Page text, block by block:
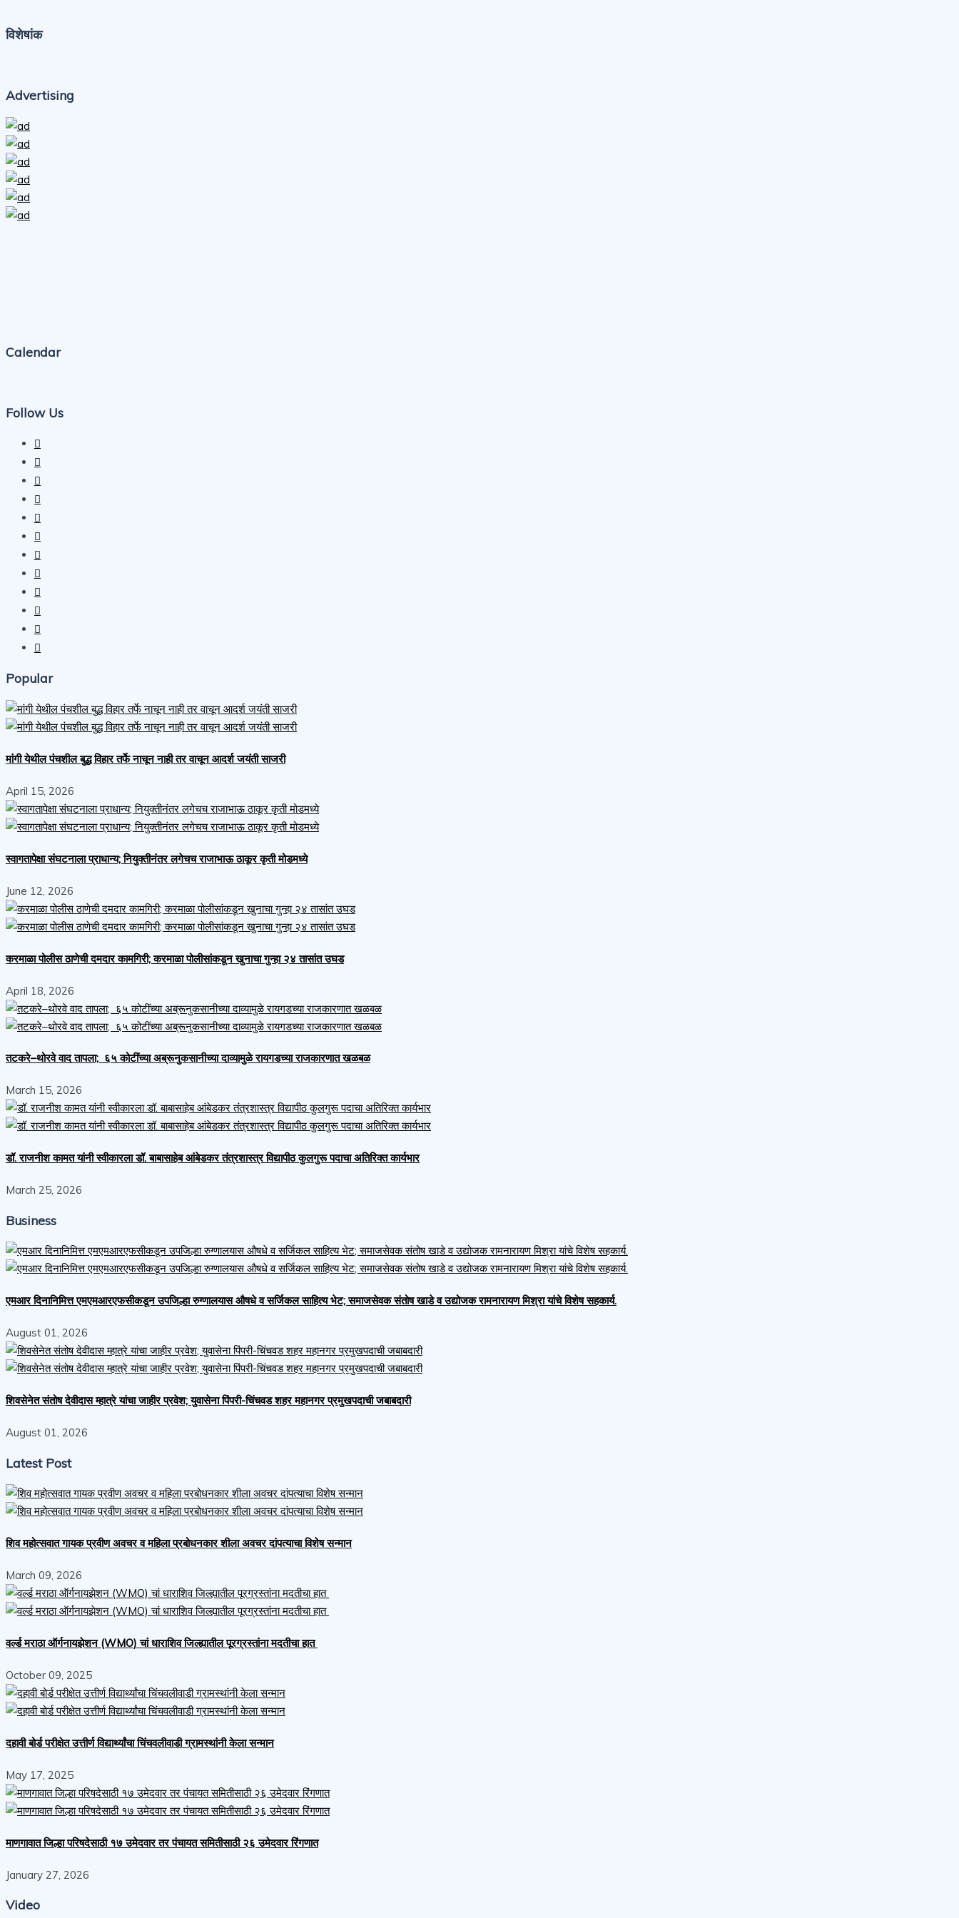
विशेषांक
Advertising
Calendar
Follow Us
Popular
मांगी येथील पंचशील बुद्ध विहार तर्फे नाचून नाही तर वाचून आदर्श जयंती साजरी
April 15, 2026
स्वागतापेक्षा संघटनाला प्राधान्य; नियुक्तीनंतर लगेचच राजाभाऊ ठाकूर कृती मोडमध्ये
June 12, 2026
करमाळा पोलीस ठाणेची दमदार कामगिरी; करमाळा पोलीसांकडून खुनाचा गुन्हा २४ तासांत उघड
April 18, 2026
तटकरे–थोरवे वाद तापला; ६५ कोटींच्या अब्रूनुकसानीच्या दाव्यामुळे रायगडच्या राजकारणात खळबळ
March 15, 2026
डॉ. राजनीश कामत यांनी स्वीकारला डॉ. बाबासाहेब आंबेडकर तंत्रशास्त्र विद्यापीठ कुलगुरू पदाचा अतिरिक्त कार्यभार
March 25, 2026
Business
एमआर दिनानिमित्त एमएमआरएफसीकडून उपजिल्हा रुग्णालयास औषधे व सर्जिकल साहित्य भेट; समाजसेवक संतोष खाडे व उद्योजक रामनारायण मिश्रा यांचे विशेष सहकार्य.
August 01, 2026
शिवसेनेत संतोष देवीदास म्हात्रे यांचा जाहीर प्रवेश; युवासेना पिंपरी-चिंचवड शहर महानगर प्रमुखपदाची जबाबदारी
August 01, 2026
Latest Post
शिव महोत्सवात गायक प्रवीण अवचर व महिला प्रबोधनकार शीला अवचर दांपत्याचा विशेष सन्मान
March 09, 2026
वर्ल्ड मराठा ऑर्गनायझेशन (WMO) चां धाराशिव जिल्ह्यातील पूरग्रस्तांना मदतीचा हात
October 09, 2025
दहावी बोर्ड परीक्षेत उत्तीर्ण विद्यार्थ्यांचा चिंचवलीवाडी ग्रामस्थांनी केला सन्मान
May 17, 2025
माणगावात जिल्हा परिषदेसाठी १७ उमेदवार तर पंचायत समितीसाठी २६ उमेदवार रिंगणात
January 27, 2026
Video